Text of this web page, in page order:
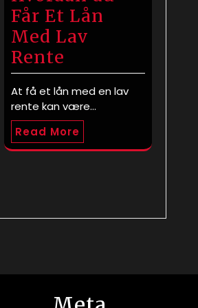
Får Et Lån
Med Lav
Rente
At få et lån med en lav
rente kan være…
Read More